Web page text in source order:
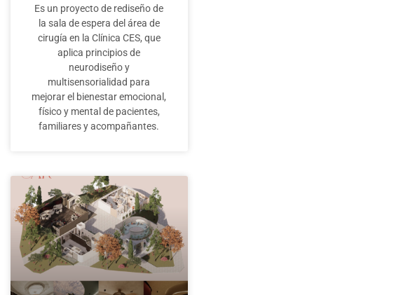
Es un proyecto de rediseño de
la sala de espera del área de
cirugía en la Clínica CES, que
aplica principios de
neurodiseño y
multisensorialidad para
mejorar el bienestar emocional,
físico y mental de pacientes,
familiares y acompañantes.